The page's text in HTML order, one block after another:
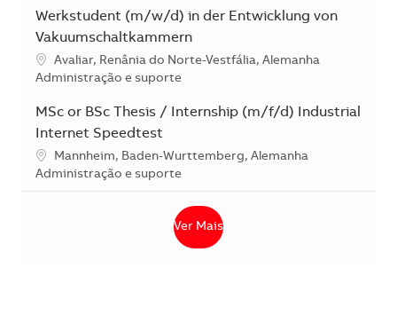
Werkstudent (m/w/d) in der Entwicklung von
Vakuumschaltkammern
Localização
Avaliar, Renânia do Norte-Vestfália, Alemanha
Categoria
Administração e suporte
MSc or BSc Thesis / Internship (m/f/d) Industrial
Internet Speedtest
Localização
Mannheim, Baden-Wurttemberg, Alemanha
Categoria
Administração e suporte
Ver Mais